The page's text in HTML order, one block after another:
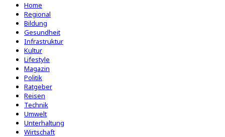
Home
Regional
Bildung
Gesundheit
Infrastruktur
Kultur
Lifestyle
Magazin
Politik
Ratgeber
Reisen
Technik
Umwelt
Unterhaltung
Wirtschaft